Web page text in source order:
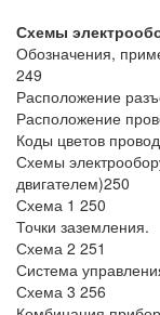
Схемы
Обозначения,
249
Расположение
Расположение
Коды цветов
Схемы
двигателем)250
Схема 1 250
Точки заземления.
Схема 2 251
Система
Схема 3 256